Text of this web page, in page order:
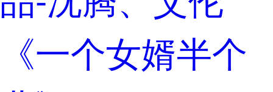
《一个女婿半个